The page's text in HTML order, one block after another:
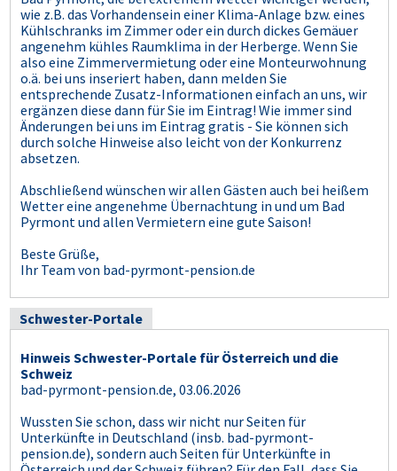
wie z.B. das Vorhandensein einer Klima-Anlage bzw. eines
Kühlschranks im Zimmer oder ein durch dickes Gemäuer
angenehm kühles Raumklima in der Herberge. Wenn Sie
also eine Zimmervermietung oder eine Monteurwohnung
o.ä. bei uns inseriert haben, dann melden Sie
entsprechende Zusatz-Informationen einfach an uns, wir
ergänzen diese dann für Sie im Eintrag! Wie immer sind
Änderungen bei uns im Eintrag gratis - Sie können sich
durch solche Hinweise also leicht von der Konkurrenz
absetzen.
Abschließend wünschen wir allen Gästen auch bei heißem
Wetter eine angenehme Übernachtung in und um Bad
Pyrmont und allen Vermietern eine gute Saison!
Beste Grüße,
Ihr Team von bad-pyrmont-pension.de
Schwester-Portale
Hinweis Schwester-Portale für Österreich und die
Schweiz
bad-pyrmont-pension.de, 03.06.2026
Wussten Sie schon, dass wir nicht nur Seiten für
Unterkünfte in Deutschland (insb. bad-pyrmont-
pension.de), sondern auch Seiten für Unterkünfte in